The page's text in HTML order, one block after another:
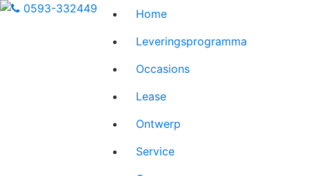
0593-332449
Home
Leveringsprogramma
Occasions
Lease
Ontwerp
Service